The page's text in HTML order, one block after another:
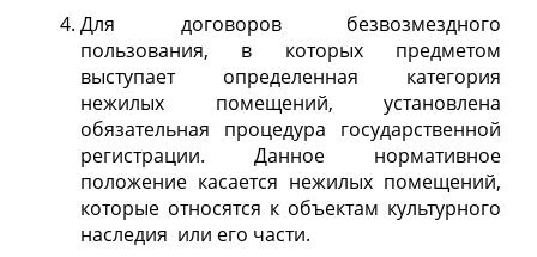
Для договоров безвозмездного
пользования, в которых предметом
выступает определенная категория
нежилых помещений, установлена
обязательная процедура государственной
регистрации. Данное нормативное
положение касается нежилых помещений,
которые относятся к объектам культурного
наследия или его части.